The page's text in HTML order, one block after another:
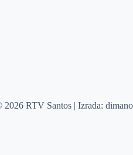
2026 RTV Santos | Izrada: